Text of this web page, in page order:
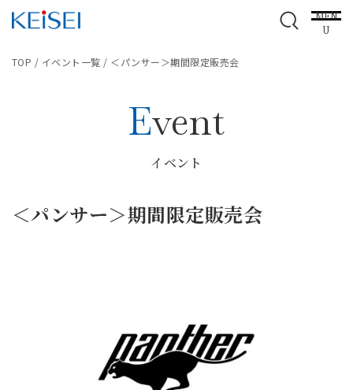
MEN
U
TOP / イベント一覧 / ＜パンサー＞期間限定販売会
Event
イベント
＜パンサー＞期間限定販売会